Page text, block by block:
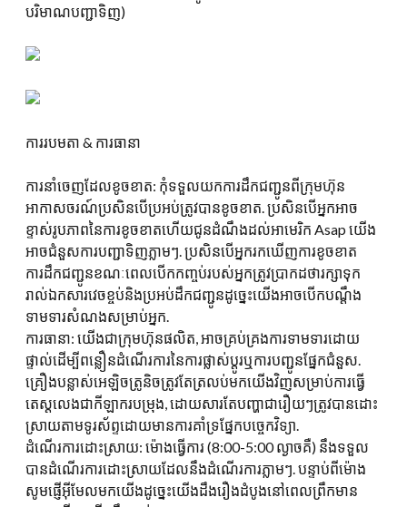
បរិមាណបញ្ជាទិញ)
ការរបមតា & ការធានា
ការនាំចេញដែលខូចខាត: កុំទទួលយកការដឹកជញ្ជូនពីក្រុមហ៊ុន
អាកាសចរណ៍ប្រសិនបើប្រអប់ត្រូវបានខូចខាត. ប្រសិនបើអ្នកអាច
ខ្ទាស់រូបភាពនៃការខូចខាតហើយជូនដំណឹងដល់អាមេរិក Asap យើង
អាចជំនួសការបញ្ជាទិញភ្លាមៗ. ប្រសិនបើអ្នករកឃើញការខូចខាត
ការដឹកជញ្ជូនខណៈពេលបើកកញ្ចប់របស់អ្នកត្រូវប្រាកដថារក្សាទុក
រាល់ឯកសារវេចខ្ចប់និងប្រអប់ដឹកជញ្ជូនដូច្នេះយើងអាចបើកបណ្តឹង
ទាមទារសំណងសម្រាប់អ្នក.
ការធានា: យើងជាក្រុមហ៊ុនផលិត, អាចគ្រប់គ្រងការទាមទារដោយ
ផ្ទាល់ដើម្បីពន្លឿនដំណើរការនៃការផ្លាស់ប្តូរឬការបញ្ជូនផ្នែកជំនួស.
គ្រឿងបន្លាស់អេឡិចត្រូនិចត្រូវតែត្រលប់មកយើងវិញសម្រាប់ការធ្វើ
តេស្តលេងជាកីឡាករបម្រុង, ដោយសារតែបញ្ហាជារឿយៗត្រូវបានដោះ
ស្រាយតាមទូរស័ព្ទដោយមានការគាំទ្រផ្នែកបច្ចេកវិទ្យា.
ដំណើរការដោះស្រាយ: ម៉ោងធ្វើការ (8:00-5:00 ល្ងាចគឺ) នឹងទទួល
បានដំណើរការដោះស្រាយដែលនឹងដំណើរការភ្លាមៗ. បន្ទាប់ពីម៉ោង
សូមផ្ញើអ៊ីមែលមកយើងដូច្នេះយើងដឹងរឿងដំបូងនៅពេលព្រឹកមាន